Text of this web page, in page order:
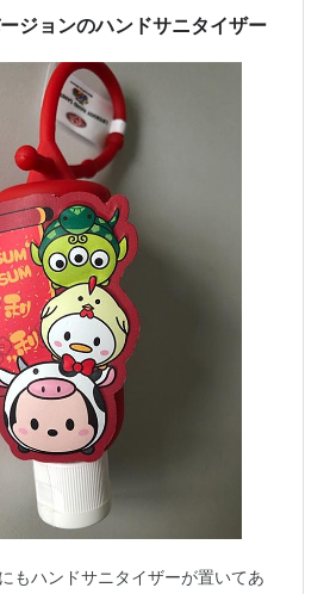
守ってく…
ジョンのハンドサニタイザー
もハンドサニタイザーが置いてあ